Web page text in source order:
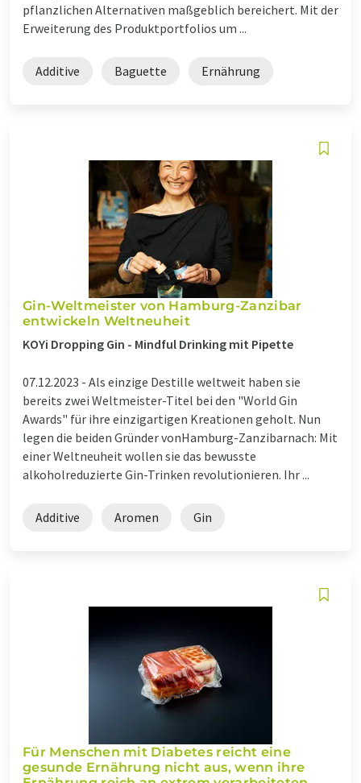
pflanzlichen Alternativen maßgeblich bereichert. Mit der
Erweiterung des Produktportfolios um ...
Additive Baguette Ernährung
Gin-Weltmeister von Hamburg-Zanzibar
entwickeln Weltneuheit
KOYi Dropping Gin - Mindful Drinking mit Pipette
07.12.2023 - Als einzige Destille weltweit haben sie
bereits zwei Weltmeister-Titel bei den "World Gin
Awards" für ihre einzigartigen Kreationen geholt. Nun
legen die beiden Gründer vonHamburg-Zanzibarnach: Mit
einer Weltneuheit wollen sie das bewusste
alkoholreduzierte Gin-Trinken revolutionieren. Ihr ...
Additive Aromen Gin
Für Menschen mit Diabetes reicht eine
gesunde Ernährung nicht aus, wenn ihre